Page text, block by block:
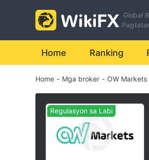
Global
Home Ranking
Home - Mga broker - OW Markets
Regulasyon sa Labi
0
1
2
3
4
5
6
0
1